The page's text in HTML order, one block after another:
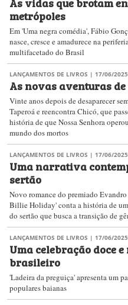
metrópoles
Em 'Uma negra comédia', Fábio
nasce, cresce e amadurece na
multifacetado do Brasil
LANÇAMENTOS DE LIVROS | 17/06/2025
As novas aventuras de
Vinte anos depois de desaparecer
Taperoá e reencontra Chicó, que
história de que Nossa Senhora
mundo dos mortos
LANÇAMENTOS DE LIVROS | 17/06/2025
Uma narrativa
sertão
Novo romance do premiado
Billie Holiday' conta a história de
do sertão que busca a transição de
LANÇAMENTOS DE LIVROS | 17/06/2025
Uma celebração doce
brasileiro
'Ladeira da preguiça' apresenta um
populares baianas